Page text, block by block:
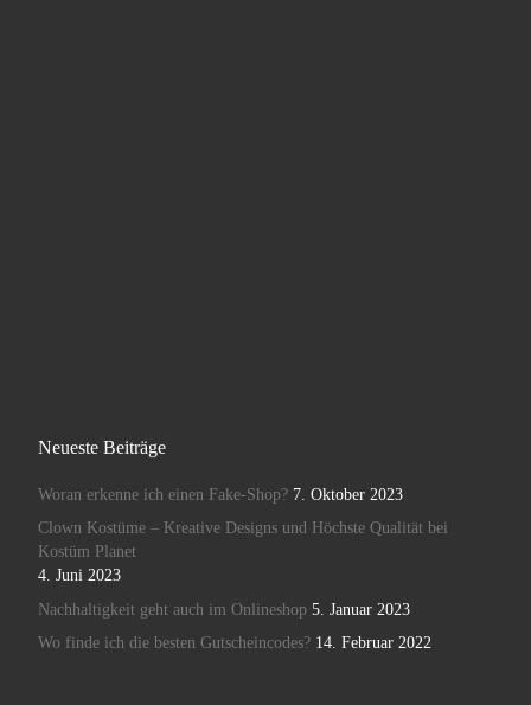
Neueste Beiträge
Woran erkenne ich einen Fake-Shop? 7. Oktober 2023
Clown Kostüme – Kreative Designs und Höchste Qualität bei
Kostüm Planet
4. Juni 2023
Nachhaltigkeit geht auch im Onlineshop 5. Januar 2023
Wo finde ich die besten Gutscheincodes? 14. Februar 2022